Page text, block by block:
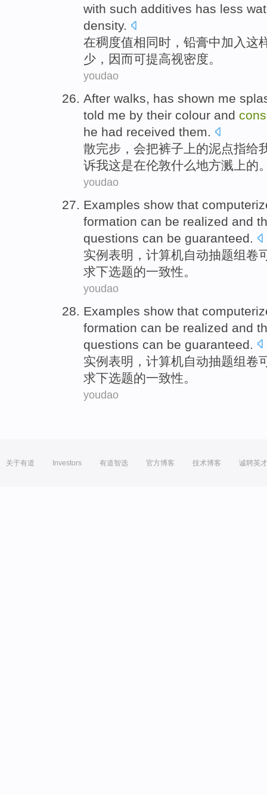
with such additives has less
density.
在稠度值相同时， 铅膏中加入这
少 ， 因而可提高视密度。
youdao
After walks, has shown me
told me by their colour and
he had received them.
散完步，会把裤子 上的泥点指给
诉我这是在伦敦什么地方溅上的
youdao
Examples show that
formation can be realized and
questions can be guaranteed.
实例 表明 ， 计算机自动抽题组卷
求下选题的一致性。
youdao
Examples show that
formation can be realized and
questions can be guaranteed
实例表明 ， 计算机自动抽题组卷
求下选题的一致性 。
youdao
关于有道 Investors 有道智选 官方博客 技术博客 诚聘英才